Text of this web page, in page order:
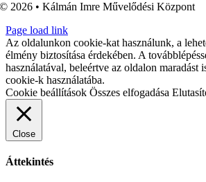
© 2026 • Kálmán Imre Művelődési Központ
Page load link
Az oldalunkon cookie-kat használunk, a
élmény biztosítása érdekében. A
használatával, beleértve az oldalon maradást
cookie-k használatába.
Cookie beállítások Összes elfogadása
Close
Áttekintés